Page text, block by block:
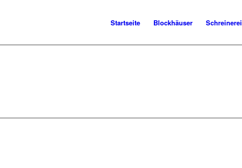
Startseite Blockhäuser Schreinerei